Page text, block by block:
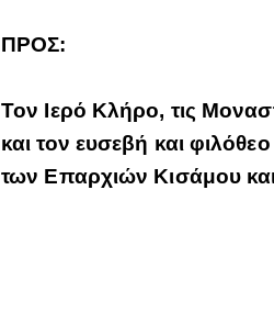
ΠΡΟΣ:
Τον Ιερό Κλήρο, τις
και τον ευσεβή και
των Επαρχιών Κισάμου